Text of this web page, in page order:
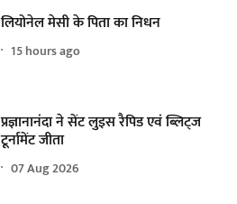
लियोनेल मेसी के पिता का निधन
15 hours ago
प्रज्ञानानंदा ने सेंट लुइस रैपिड एवं ब्लिट्ज
टूर्नामेंट जीता
07 Aug 2026